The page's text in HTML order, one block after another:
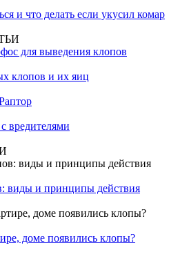
и что делать если укусил комар
для выведения клопов
клопов и их яиц
вредителями
виды и принципы действия
доме появились клопы?